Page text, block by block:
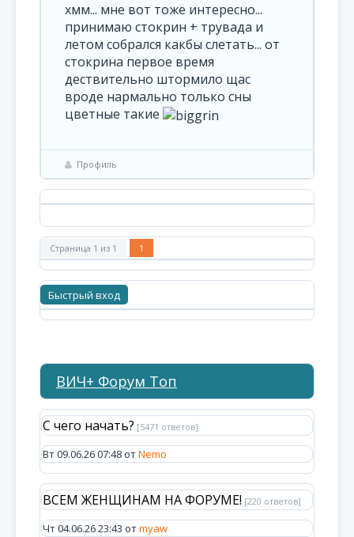
хмм... мне вот тоже интересно...
принимаю стокрин + трувада и
летом собрался какбы слетать... от
стокрина первое время
дествительно штормило щас
вроде нармально только сны
цветные такие
Профиль
Страница 1 из 1 1
ВИЧ+ Форум Топ
С чего начать? [5471 ответов]
Вт 09.06.26 07:48 отNemo
ВСЕМ ЖЕНЩИНАМ НА ФОРУМЕ! [220 ответов]
Чт 04.06.26 23:43 отmyaw